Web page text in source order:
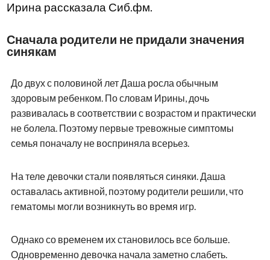
Ирина рассказала Сиб.фм.
Сначала родители не придали значения
синякам
До двух с половиной лет Даша росла обычным
здоровым ребенком. По словам Ирины, дочь
развивалась в соответствии с возрастом и практически
не болела. Поэтому первые тревожные симптомы
семья поначалу не восприняла всерьез.
На теле девочки стали появляться синяки. Даша
оставалась активной, поэтому родители решили, что
гематомы могли возникнуть во время игр.
Однако со временем их становилось все больше.
Одновременно девочка начала заметно слабеть.